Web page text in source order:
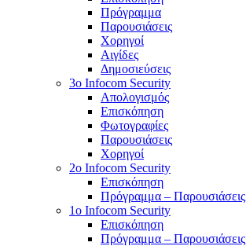
Πρόγραμμα
Παρουσιάσεις
Χορηγοί
Αιγίδες
Δημοσιεύσεις
3o Infocom Security
Απολογισμός
Επισκόπηση
Φωτογραφίες
Παρουσιάσεις
Χορηγοί
2o Infocom Security
Επισκόπηση
Πρόγραμμα – Παρουσιάσεις
1ο Infocom Security
Επισκόπηση
Πρόγραμμα – Παρουσιάσεις